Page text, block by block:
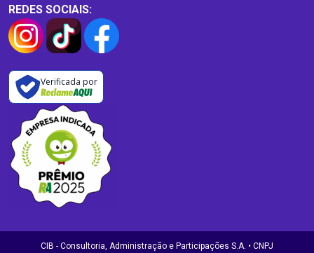
REDES SOCIAIS:
Verificada por
CIB - Consultoria, Administração e Participações S.A. • CNPJ